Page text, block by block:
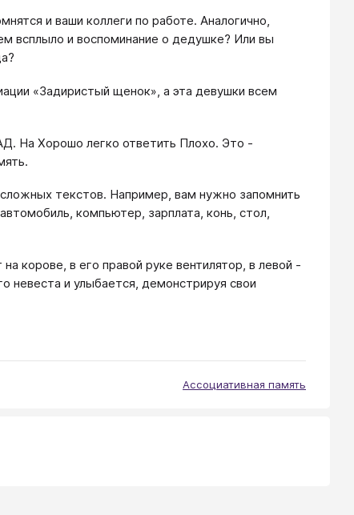
и ваши коллеги по работе. Аналогично,
всплыло и воспоминание о дедушке? Или вы
«Задиристый щенок», а эта девушки всем
На Хорошо легко ответить Плохо. Это -
текстов. Например, вам нужно запомнить
компьютер, зарплата, конь, стол,
корове, в его правой руке вентилятор, в левой -
невеста и улыбается, демонстрируя свои
Ассоциативная память